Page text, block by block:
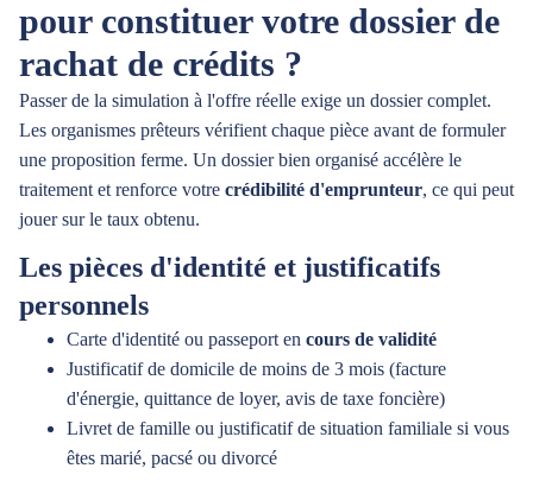
pour constituer votre dossier de
rachat de crédits ?
Passer de la simulation à l'offre réelle exige un dossier complet.
Les organismes prêteurs vérifient chaque pièce avant de formuler
une proposition ferme. Un dossier bien organisé accélère le
traitement et renforce votre crédibilité d'emprunteur, ce qui peut
jouer sur le taux obtenu.
Les pièces d'identité et justificatifs
personnels
Carte d'identité ou passeport en cours de validité
Justificatif de domicile de moins de 3 mois (facture
d'énergie, quittance de loyer, avis de taxe foncière)
Livret de famille ou justificatif de situation familiale si vous
êtes marié, pacsé ou divorcé